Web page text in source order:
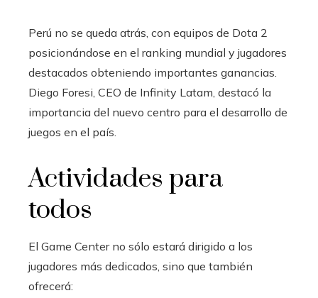
Perú no se queda atrás, con equipos de Dota 2
posicionándose en el ranking mundial y jugadores
destacados obteniendo importantes ganancias.
Diego Foresi, CEO de Infinity Latam, destacó la
importancia del nuevo centro para el desarrollo de
juegos en el país.
Actividades para
todos
El Game Center no sólo estará dirigido a los
jugadores más dedicados, sino que también
ofrecerá: